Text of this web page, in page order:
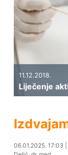
11.12.2018.
Liječenje
06.01.2025. 17:19
06.01.2025. 17:03